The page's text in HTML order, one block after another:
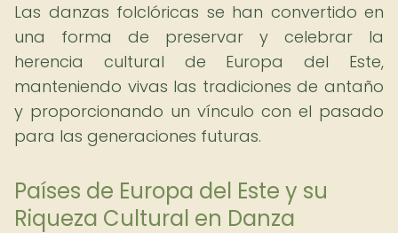
Las danzas folclóricas se han convertido en
una forma de preservar y celebrar la
herencia cultural de Europa del Este,
manteniendo vivas las tradiciones de antaño
y proporcionando un vínculo con el pasado
para las generaciones futuras.
Países de Europa del Este y su
Riqueza Cultural en Danza